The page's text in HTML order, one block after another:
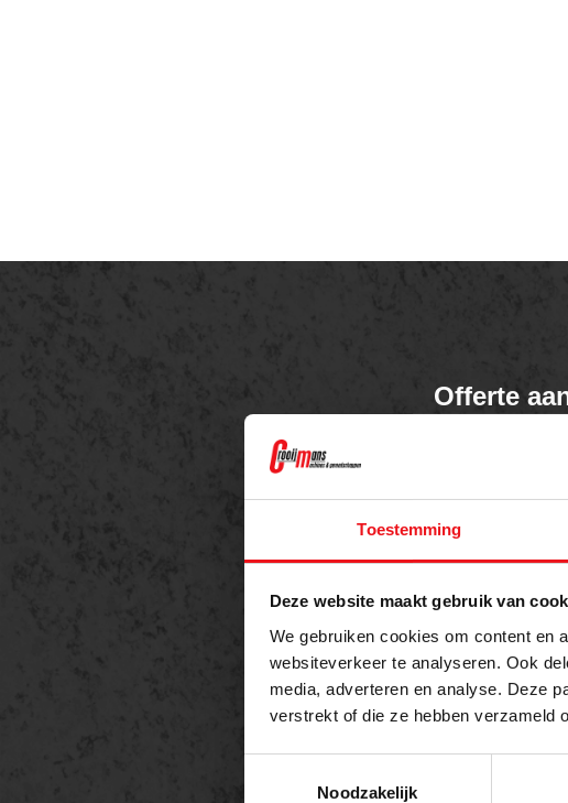
Toestemming
Deze website maakt gebruik van
We gebruiken cookies om content en
websiteverkeer te analyseren. Ook
media, adverteren en analyse. Deze
verstrekt of die ze hebben verzameld
Noodzakelijk
Offerte
Naam
Telefoon